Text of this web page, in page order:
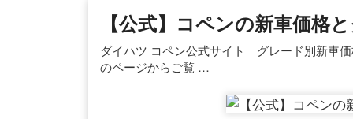
【公式】コペンの新車価格
ダイハツ コペン公式サイト｜グレード別新車
のページからご覧 …